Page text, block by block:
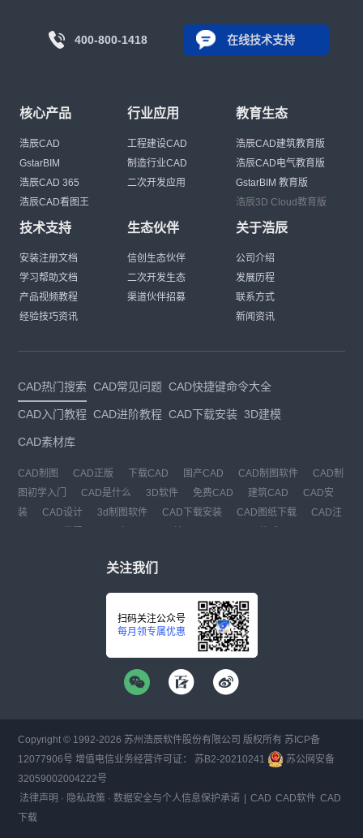
400-800-1418 在线技术支持
核心产品
浩辰CAD
GstarBIM
浩辰CAD 365
浩辰CAD看图王
行业应用
工程建设CAD
制造行业CAD
二次开发应用
教育生态
浩辰CAD建筑教育版
浩辰CAD电气教育版
GstarBIM 教育版
浩辰3D Cloud教育版
技术支持
安装注册文档
学习帮助文档
产品视频教程
经验技巧资讯
生态伙伴
信创生态伙伴
二次开发生态
渠道伙伴招募
关于浩辰
公司介绍
发展历程
联系方式
新闻资讯
CAD热门搜索 CAD常见问题 CAD快捷键命令大全
CAD入门教程 CAD进阶教程 CAD下载安装 3D建模
CAD素材库
CAD制图 CAD正版 下载CAD 国产CAD CAD制图软件
CAD制
图初学入门
CAD是什么 3D软件 免费CAD 建筑CAD
CAD安
装
CAD设计 3d制图软件 CAD下载安装 CAD图纸下载
CAD注
关注我们
扫码关注公众号
每月领专属优惠
Copyright © 1992-2026 苏州浩辰软件股份有限公司 版权所有 苏ICP备
12077906号 增值电信业务经营许可证： 苏B2-20210241
苏公网安备
32059002004222号
法律声明 · 隐私政策 ·数据安全与个人信息保护承诺 | CAD CAD软件 CAD
下载